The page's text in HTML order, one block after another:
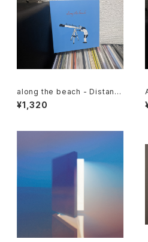
along the beach - Distant
Scenery
¥1,320